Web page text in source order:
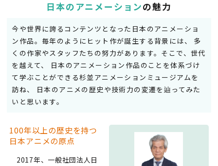
日本のアニメーションの魅力
今や世界に誇るコンテンツとなった日本のアニメーショ
ン作品。毎年のようにヒット作が誕生する背景には、 多
くの作家やスタッフたちの努力があります。そこで、世代
を越えて、 日本のアニメーション作品のことを体系づけ
て学ぶことができる杉並アニメーションミュージアムを
訪ね、 日本のアニメの歴史や技術力の変遷を辿ってみた
いと思います。
100年以上の歴史を持つ
日本アニメの原点
2017年、一般社団法人日